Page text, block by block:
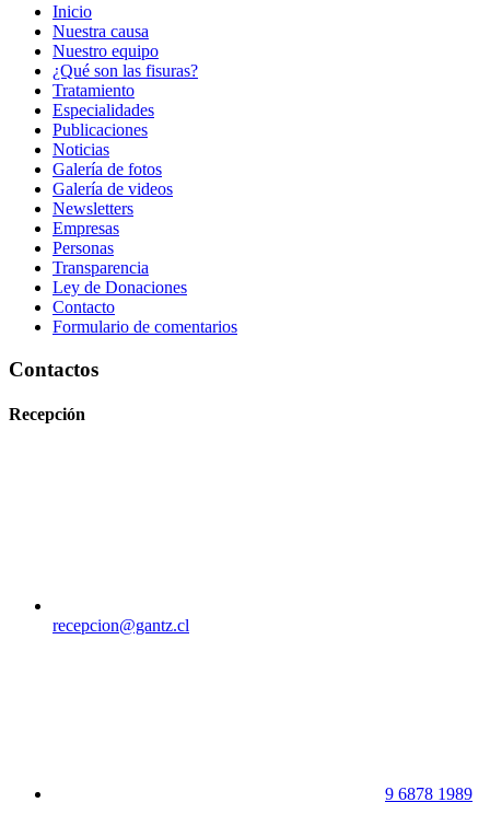
Inicio
Nuestra causa
Nuestro equipo
¿Qué son las fisuras?
Tratamiento
Especialidades
Publicaciones
Noticias
Galería de fotos
Galería de videos
Newsletters
Empresas
Personas
Transparencia
Ley de Donaciones
Contacto
Formulario de comentarios
Contactos
Recepción
recepcion@gantz.cl
9 6878 1989